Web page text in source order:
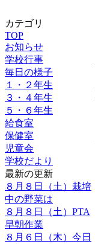
カテゴリ
TOP
お知らせ
学校行事
毎日の様子
１・２年生
３・４年生
５・６年生
給食室
保健室
児童会
学校だより
最新の更新
８月８日（土）栽培
中の野菜は
８月８日（土）PTA
早朝作業
８月６日（木）今日